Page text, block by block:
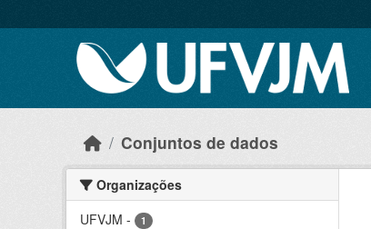
Conjuntos de dados
Organizações
UFVJM - 1